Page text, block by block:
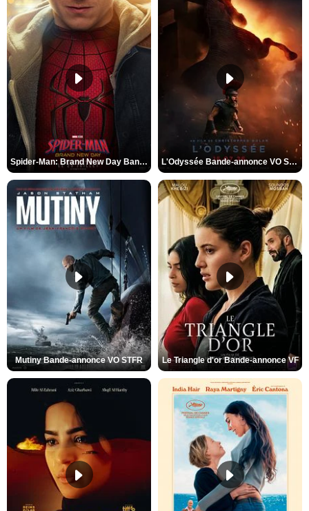
Spider-Man: Brand New Day Bande-annonce VO STFR L'Odyssée Bande-annonce VO STFR
Mutiny Bande-annonce VO STFR Le Triangle d'or Bande-annonce VF